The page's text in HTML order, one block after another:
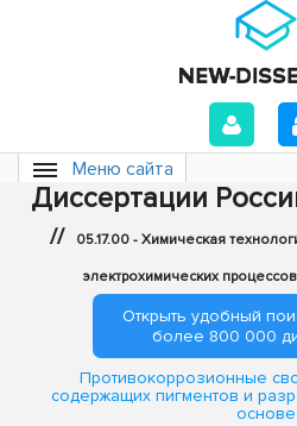
Меню сайта
Диссертации
// 05.17.00 - Химическая
электрохимических
Открыть удобный
более 800 000
Противокоррозионные
содержащих пигментов и
основе